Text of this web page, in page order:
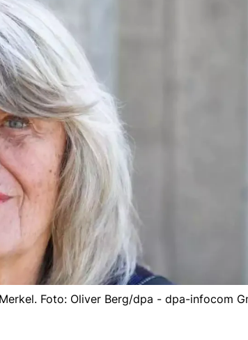
Foto: Oliver Berg/dpa - dpa-infocom